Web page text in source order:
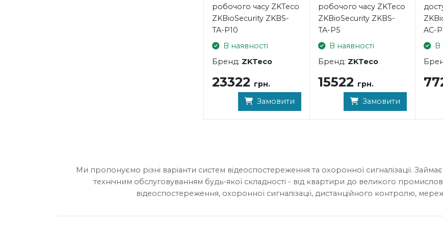
робочого часу ZKTeco
ZKBioSecurity ZKBS-
TA-P10
В наявності
Бренд: ZKTeco
23322 грн.
Замовити
робочого часу ZKTeco
ZKBioSecurity ZKBS-
TA-P5
В наявності
Бренд: ZKTeco
15522 грн.
Замовити
AC-
В
Ми пропонуємо різні варіанти систем відеоспостереження та охоронної сигналізації.
технічним обслуговуванням будь-якої складності - від квартири до великого
відеоспостереження, охоронної сигналізації, дистанційного контролю,